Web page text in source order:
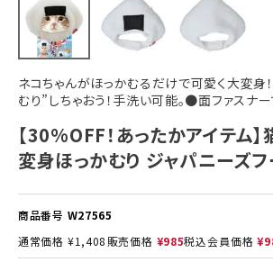
ネコちゃんがほっかむるだけで可愛く大変身
むり”しちゃおう！手洗い可能。●面ファスナ
【30%OFF！あったかアイテム
変身ほっかむり ジャパニーズ
商品番号 W27565
通常価格 ¥1,408 販売価格 ¥985税込会員価格 ¥